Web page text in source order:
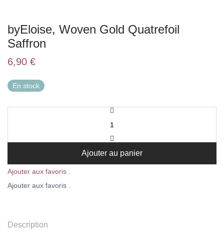
byEloise, Woven Gold Quatrefoil
Saffron
6,90 €
En stock
Ajouter au panier
Ajouter aux favoris .
Ajouter aux favoris .
Description